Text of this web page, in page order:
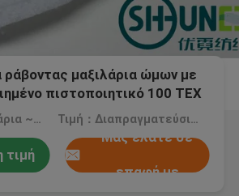
ράβοντας μαξιλάρια ώμων με
πιστοποιητικό 100 TEX
MOQ：3000 ζευγάρια ~ 5000 ζευγάρια Τιμή：Διαπραγματεύσιμος
τιμή
Μας ελάτε σε
επαφή με